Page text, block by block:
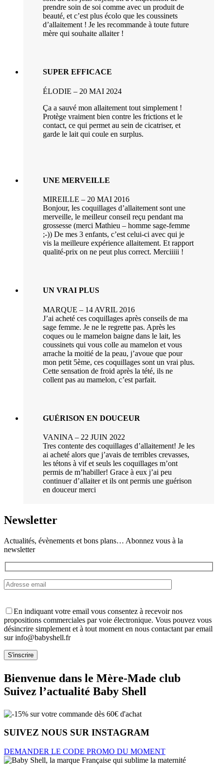
prendre soin de soi comme avec un produit de
beauté, et c’est plus écolo que les coussinets
d’allaitement ! Je les recommande à toute future
mère qui souhaite allaiter !
SUPER EFFICACE
ÉLODIE – 20 MAI 2024
Ça a sauvé mon allaitement tout simplement !
Protège vraiment bien contre les frictions et le
contact, ce qui permet au sein de cicatriser, et
garde le lait qui coule en surplus.
UNE MERVEILLE
MIREILLE – 20 MAI 2016
Bonjour, les coquillages d’allaitement sont une
merveille, le meilleur conseil reçu pendant ma
grossesse (merci Mathieu – homme sage-femme
;-)) De mes 3 enfants, c’est celui-ci avec qui je
vis la meilleure expérience allaitement. Et rapport
qualité-prix on ne peut plus correct. Merciiiii !
UN VRAI PLUS
MARQUE – 14 AVRIL 2016
J’ai acheté ces coquillages après conseils de ma
sage femme. Je ne le regrette pas. Après les
coques ou le mamelon baigne dans le lait, les
coussinets qui vous colle au mamelon et vous
arrache la moitié de la peau, j’avoue que pour
mon petit 5ème, ces coquillages sont un vrai plus.
Cette sensation de froid après la tété, ils ne
collent pas au mamelon, c’est parfait.
GUÉRISON EN DOUCEUR
VANINA – 22 JUIN 2022
Tres contente des coquillages d’allaitement! Je les
ai acheté alors que j’avais de terribles crevasses,
les tétons à vif et seuls les coquillages m’ont
permis de m’habiller! Grace à eux j’ai peu
continuer d’allaiter et ils ont permis une guérison
en douceur merci
Newsletter
Actualités, évènements et bons plans… Abonnez vous à la
newsletter
En indiquant votre email vous consentez à recevoir nos
propositions commerciales par voie électronique. Vous pouvez vous
désincrire simplement et à tout moment en nous contactant par email
sur info@babyshell.fr
Bienvenue dans le Mère-Made club
Suivez l’actualité Baby Shell
SUIVEZ NOUS SUR INSTAGRAM
DEMANDER LE CODE PROMO DU MOMENT